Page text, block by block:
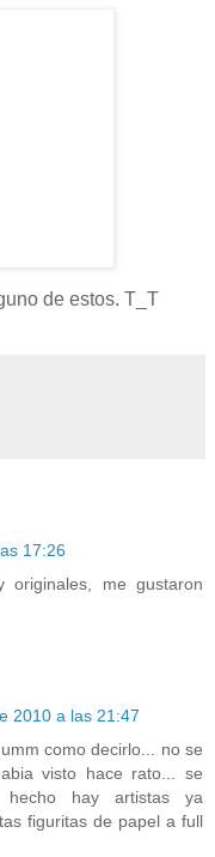
de estos. T_T
17:26
originales, me gustaron
2010 a las 21:47
como decirlo... no se
visto hace rato... se
hecho hay artistas ya
figuritas de papel a full